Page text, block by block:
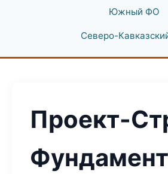
Южный ФО
Северо-
Проект-